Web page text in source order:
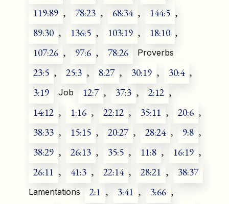
119:89 , 78:23 , 68:34 , 144:5 ,
89:30 , 136:5 , 103:19 , 18:10 ,
107:26 , 97:6 , 78:26 Proverbs
23:5 , 25:3 , 8:27 , 30:19 , 30:4 ,
3:19
Job 12:7 , 37:3 , 2:12 ,
14:12 , 1:16 , 22:12 , 35:11 , 20:6 ,
38:33 , 15:15 , 20:27 , 28:24 , 9:8 ,
38:29 , 26:13 , 35:5 , 11:8 , 16:19 ,
26:11 , 41:3 , 22:14 , 28:21 , 38:37
Lamentations 2:1 , 3:41 , 3:66 ,